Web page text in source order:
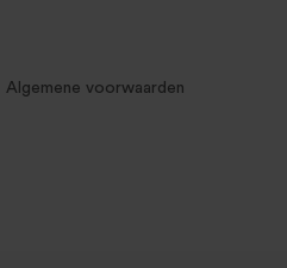
Algemene voorwaarden